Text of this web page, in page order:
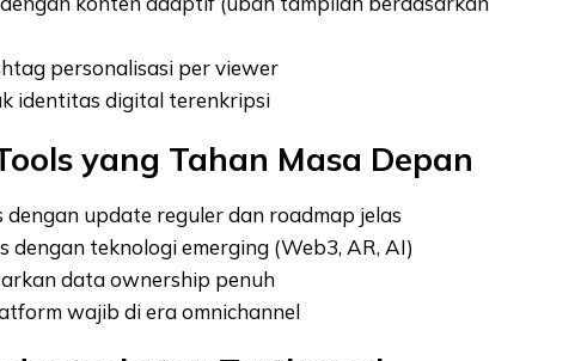
personalisasi per viewer
identitas digital terenkripsi
yang Tahan Masa Depan
update reguler dan roadmap jelas
dengan teknologi emerging (Web3, AR, AI)
data ownership penuh
wajib di era omnichannel